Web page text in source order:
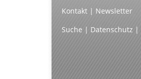
Kontakt | Newsletter
Suche | Datenschutz |